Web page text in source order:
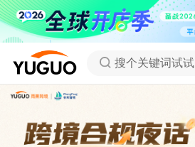
搜个关键词试试